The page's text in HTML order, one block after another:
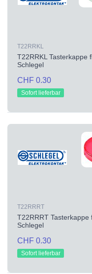
T22RRKL
T22RRKL Tasterkappe
Schlegel
CHF 0.30
Sofort lieferbar
T22RRRT
T22RRRT
Schlegel
CHF 0.30
Sofort lieferbar